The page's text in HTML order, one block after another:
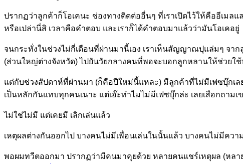
ปรากฏว่าลูกค้าก็โอเคนะ ช่องทางติดต่ออื่นๆ ที่เราเปิดไว้ให้คืออีเมล
หรือเปล่านี่สิ เวลาคือคำตอบ และเราก็ได้คำตอบมาแล้วว่ามันโอเคอยู่
จนกระทั่งในช่วงไม่กี่เดือนที่ผ่านมานี้เอง เราเห็นสัญญาณปุแล่มๆ จาก
(ส่วนใหญ่ต่างจังหวัด) ไปยันวัยกลางคนที่พอจะบอกลูกหลานให้ช่วยใ
แต่กับช่วงสัปดาห์ที่ผ่านมา (ก็คือปีใหม่นี้แหละ) มีลูกค้าที่ไม่มีเฟซบุ๊กเล
เป็นหลักกันแทบทุกคนเนาะ แต่เอ๊ะทำไมไม่มีเฟซบุ๊กล่ะ เลยเสือกถามเ
ไม่ใช่ไม่มี แต่เคยมี เลิกเล่นแล้ว
เหตุผลต่างกันออกไป บางคนไม่มีเพื่อนเล่นในนั้นแล้ว บางคนไม่มีคว
พอผมทวีตออกมา ปรากฏว่ามีคนมาคุยด้วย หลายคนแชร์เหตุผล (หล